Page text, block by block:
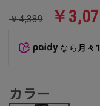
￥4,389 ￥
なら 月々
カラー